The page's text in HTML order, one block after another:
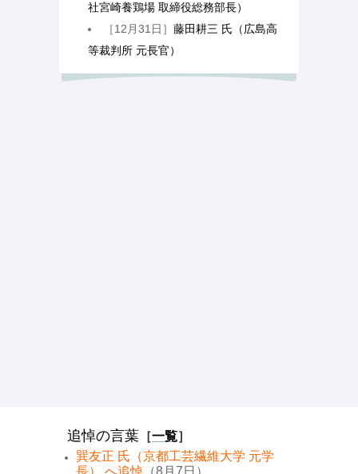
社宮崎養鶏場 取締役総務部長）
［12月31日］藤田耕三 氏（広島高
等裁判所 元長官）
追悼の言葉 ［一覧］
巽友正 氏（京都工芸繊維大学 元学
長） へ追悼 （8月7日）